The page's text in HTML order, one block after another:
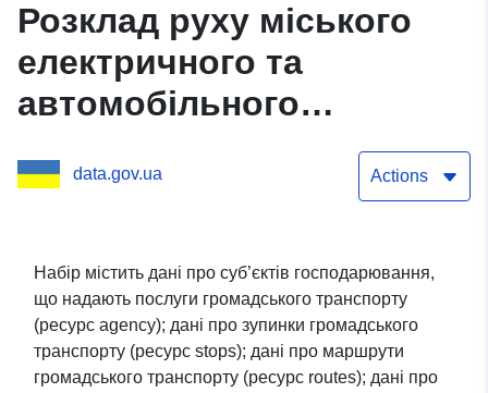
Розклад руху міського
електричного та
автомобільного
транспорту Жмеринської
міської територіальної
data.gov.ua Actions
Набір містить дані про суб’єктів господарювання,
що надають послуги громадського транспорту
(ресурс agency); дані про зупинки громадського
транспорту (ресурс stops); дані про маршрути
громадського транспорту (ресурс routes); дані про